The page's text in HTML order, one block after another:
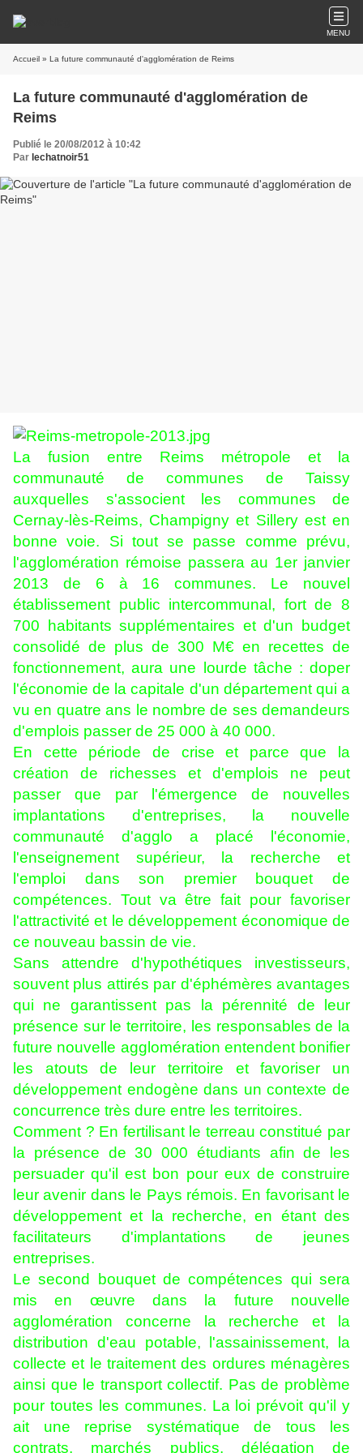
MENU
Accueil » La future communauté d'agglomération de Reims
La future communauté d'agglomération de
Reims
Publié le 20/08/2012 à 10:42
Par lechatnoir51
La fusion entre Reims métropole et la
communauté de communes de Taissy
auxquelles s'associent les communes de
Cernay-lès-Reims, Champigny et Sillery est en
bonne voie. Si tout se passe comme prévu,
l'agglomération rémoise passera au 1er janvier
2013 de 6 à 16 communes. Le nouvel
établissement public intercommunal, fort de 8
700 habitants supplémentaires et d'un budget
consolidé de plus de 300 M€ en recettes de
fonctionnement, aura une lourde tâche : doper
l'économie de la capitale d'un département qui a
vu en quatre ans le nombre de ses demandeurs
d'emplois passer de 25 000 à 40 000.
En cette période de crise et parce que la
création de richesses et d'emplois ne peut
passer que par l'émergence de nouvelles
implantations d'entreprises, la nouvelle
communauté d'agglo a placé l'économie,
l'enseignement supérieur, la recherche et
l'emploi dans son premier bouquet de
compétences. Tout va être fait pour favoriser
l'attractivité et le développement économique de
ce nouveau bassin de vie.
Sans attendre d'hypothétiques investisseurs,
souvent plus attirés par d'éphémères avantages
qui ne garantissent pas la pérennité de leur
présence sur le territoire, les responsables de la
future nouvelle agglomération entendent bonifier
les atouts de leur territoire et favoriser un
développement endogène dans un contexte de
concurrence très dure entre les territoires.
Comment ? En fertilisant le terreau constitué par
la présence de 30 000 étudiants afin de les
persuader qu'il est bon pour eux de construire
leur avenir dans le Pays rémois. En favorisant le
développement et la recherche, en étant des
facilitateurs d'implantations de jeunes
entreprises.
Le second bouquet de compétences qui sera
mis en œuvre dans la future nouvelle
agglomération concerne la recherche et la
distribution d'eau potable, l'assainissement, la
collecte et le traitement des ordures ménagères
ainsi que le transport collectif. Pas de problème
pour toutes les communes. La loi prévoit qu'il y
ait une reprise systématique de tous les
contrats, marchés publics, délégation de